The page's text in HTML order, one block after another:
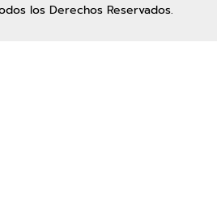
los Derechos Reservados.